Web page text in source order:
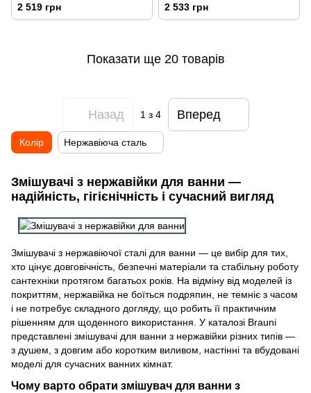
(MI6227)
2 519 грн
(MI6228)
2 533 грн
Показати ще 20 товарів
Назад 1з 4 Вперед
Змішувачі з нержавійки для ванни —
надійність, гігієнічність і сучасний вигляд
Змішувачі з нержавіючої сталі для ванни — це вибір для тих,
хто цінує довговічність, безпечні матеріали та стабільну роботу
сантехніки протягом багатьох років. На відміну від моделей із
покриттям, нержавійка не боїться подряпин, не темніє з часом
і не потребує складного догляду, що робить її практичним
рішенням для щоденного використання. У каталозі Brauni
представлені змішувачі для ванни з нержавійки різних типів —
з душем, з довгим або коротким виливом, настінні та вбудовані
моделі для сучасних ванних кімнат.
Чому варто обрати змішувач для ванни з
Колір Нержавіюча сталь